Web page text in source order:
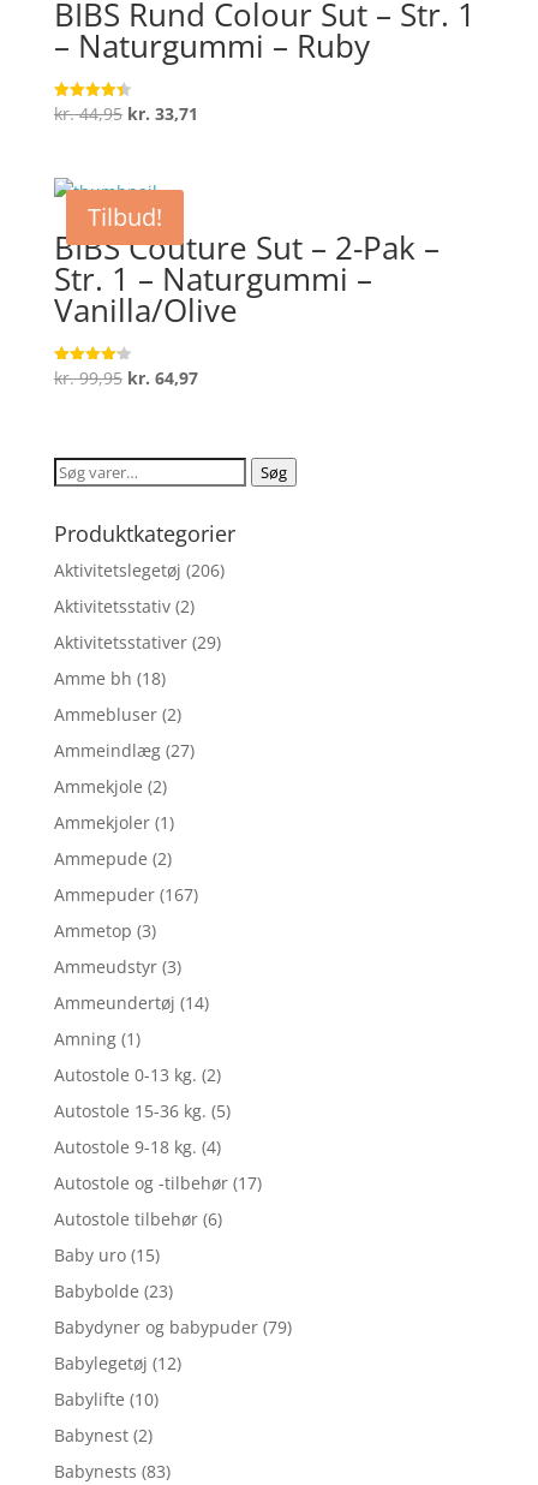
BIBS Rund Colour Sut – Str. 1
– Naturgummi – Ruby
Vurderet
4.4
kr.44,95 Den
var:
kr. 44,95.
kr. 33,71
Tilbud!
BIBS Couture Sut – 2-Pak –
Str. 1 – Naturgummi –
Vanilla/Olive
Vurderet
4.2
kr.99,95 Den
var:
kr. 99,95.
kr. 64,97Den
er:
kr. 64,97.
Søg
Søg
Produktkategorier
Aktivitetslegetøj (206)
Aktivitetsstativ (2)
Aktivitetsstativer (29)
Amme bh (18)
Ammebluser (2)
Ammeindlæg (27)
Ammekjole (2)
Ammekjoler (1)
Ammepude (2)
Ammepuder (167)
Ammetop (3)
Ammeudstyr (3)
Ammeundertøj (14)
Amning (1)
Autostole 0-13 kg. (2)
Autostole 15-36 kg. (5)
Autostole 9-18 kg. (4)
Autostole og -tilbehør (17)
Autostole tilbehør (6)
Baby uro (15)
Babybolde (23)
Babydyner og babypuder (79)
Babylegetøj (12)
Babylifte (10)
Babynest (2)
Babynests (83)